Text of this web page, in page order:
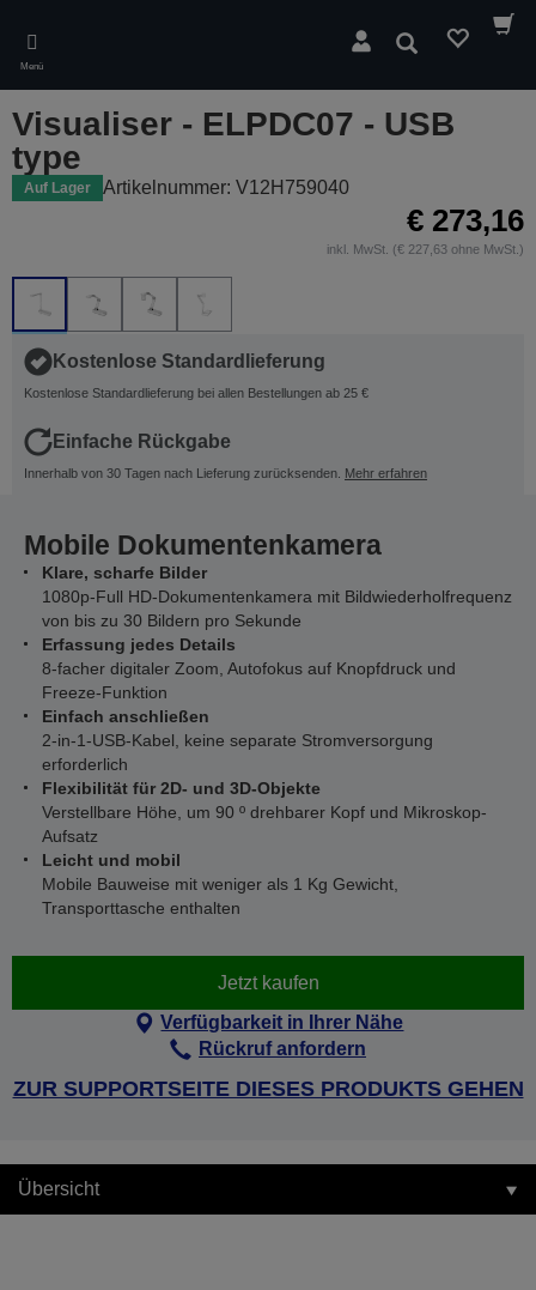
main
content
Menü
Suchen
Visualiser - ELPDC07 - USB
type
Auf Lager Artikelnummer: V12H759040
€ 273,16
inkl. MwSt. (€ 227,63 ohne MwSt.)
Kostenlose Standardlieferung
Kostenlose Standardlieferung bei allen Bestellungen ab 25 €
Einfache Rückgabe
Innerhalb von 30 Tagen nach Lieferung zurücksenden. Mehr erfahren
Mobile Dokumentenkamera
Klare, scharfe Bilder
1080p-Full HD-Dokumentenkamera mit Bildwiederholfrequenz
von bis zu 30 Bildern pro Sekunde
Erfassung jedes Details
8-facher digitaler Zoom, Autofokus auf Knopfdruck und
Freeze-Funktion
Einfach anschließen
2-in-1-USB-Kabel, keine separate Stromversorgung
erforderlich
Flexibilität für 2D- und 3D-Objekte
Verstellbare Höhe, um 90 º drehbarer Kopf und Mikroskop-
Aufsatz
Leicht und mobil
Mobile Bauweise mit weniger als 1 Kg Gewicht,
Transporttasche enthalten
Jetzt kaufen
Verfügbarkeit in Ihrer Nähe
Rückruf anfordern
ZUR SUPPORTSEITE DIESES PRODUKTS GEHEN
Übersicht